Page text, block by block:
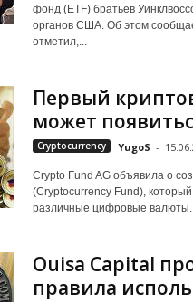
фонд (ETF) братьев
органов США. Об этом
отметил,...
Первый
может
Cryptocurrency YugoS -
Crypto Fund AG объявила о
(Cryptocurrency Fund),
различные цифровые валюты.
Ouisa Capital
правила